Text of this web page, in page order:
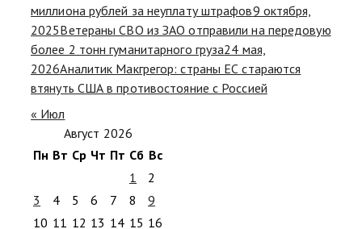
миллиона рублей за неуплату штрафов9 октября,
2025Ветераны СВО из ЗАО отправили на передовую
более 2 тонн гуманитарного груза24 мая,
2026Аналитик Макгрегор: страны ЕС стараются
втянуть США в противостояние с Россией
« Июл
Август 2026
Пн Вт Ср Чт Пт Сб Вс
1
2
3
4 5 6 7 8
9
10 11 12 13 14 15 16